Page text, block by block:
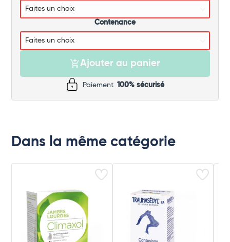
Contenance
Ajouter au panier
Paiement 100% sécurisé
Dans la même catégorie